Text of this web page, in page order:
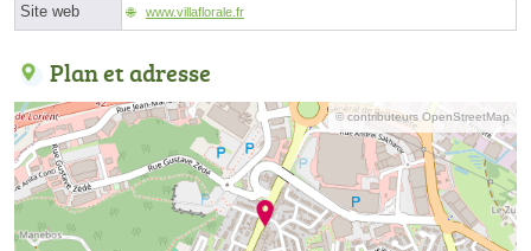
Site web www.villaflorale.fr
Plan et adresse
© contributeurs OpenStreetMap